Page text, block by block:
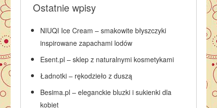
Ostatnie wpisy
NIUQI Ice Cream – smakowite błyszczyki
inspirowane zapachami lodów
Esent.pl – sklep z naturalnymi kosmetykami
Ładnotki – rękodzieło z duszą
Besima.pl – eleganckie bluzki i sukienki dla
kobiet